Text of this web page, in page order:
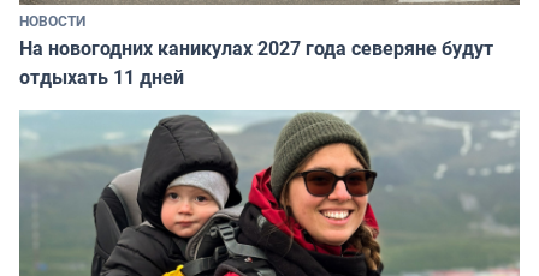
НОВОСТИ
На новогодних каникулах 2027 года северяне будут
отдыхать 11 дней